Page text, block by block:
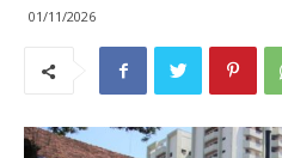
01/11/2026